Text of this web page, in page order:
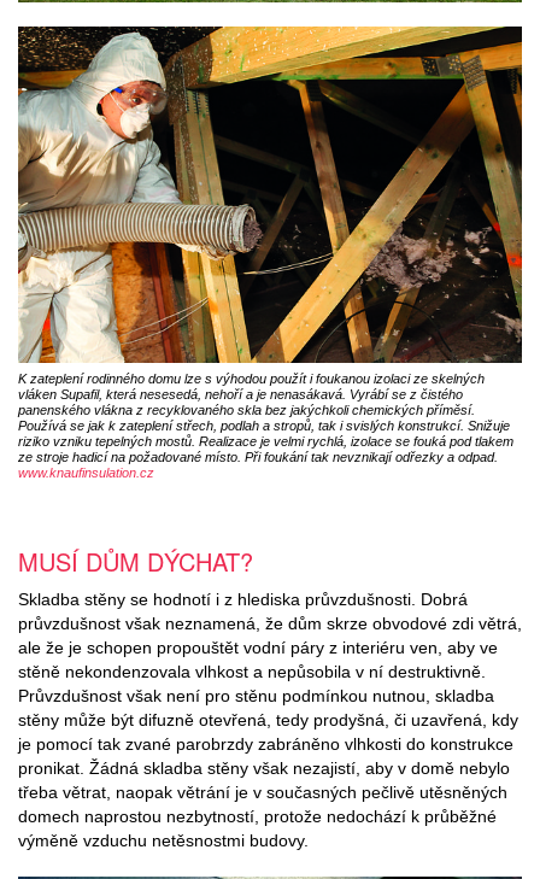
K zateplení rodinného domu lze s výhodou použít i foukanou izolaci ze skelných
vláken Supafil, která nesesedá, nehoří a je nenasákavá. Vyrábí se z čistého
panenského vlákna z recyklovaného skla bez jakýchkoli chemických příměsí.
Používá se jak k zateplení střech, podlah a stropů, tak i svislých konstrukcí. Snižuje
riziko vzniku tepelných mostů. Realizace je velmi rychlá, izolace se fouká pod tlakem
ze stroje hadicí na požadované místo. Při foukání tak nevznikají odřezky a odpad.
www.knaufinsulation.cz
MUSÍ DŮM DÝCHAT?
Skladba stěny se hodnotí i z hlediska průvzdušnosti. Dobrá
průvzdušnost však neznamená, že dům skrze obvodové zdi větrá,
ale že je schopen propouštět vodní páry z interiéru ven, aby ve
stěně nekondenzovala vlhkost a nepůsobila v ní destruktivně.
Průvzdušnost však není pro stěnu podmínkou nutnou, skladba
stěny může být difuzně otevřená, tedy prodyšná, či uzavřená, kdy
je pomocí tak zvané parobrzdy zabráněno vlhkosti do konstrukce
pronikat. Žádná skladba stěny však nezajistí, aby v domě nebylo
třeba větrat, naopak větrání je v současných pečlivě utěsněných
domech naprostou nezbytností, protože nedochází k průběžné
výměně vzduchu netěsnostmi budovy.